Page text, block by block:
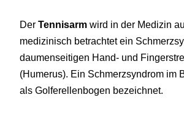
Der Tennisarm wird in der Medizin
medizinisch betrachtet ein
daumenseitigen Hand- und
(Humerus). Ein Schmerzsyndrom im
als Golferellenbogen bezeichnet.